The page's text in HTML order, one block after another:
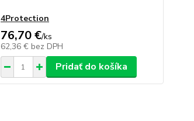
4Protection
76,70 €/ks
62,36 € bez DPH
Pridať do košíka